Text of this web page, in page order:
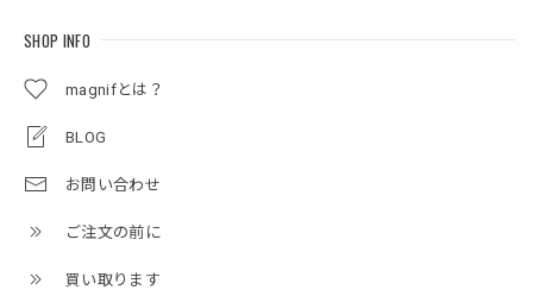
SHOP INFO
magnifとは？
BLOG
お問い合わせ
ご注文の前に
買い取ります